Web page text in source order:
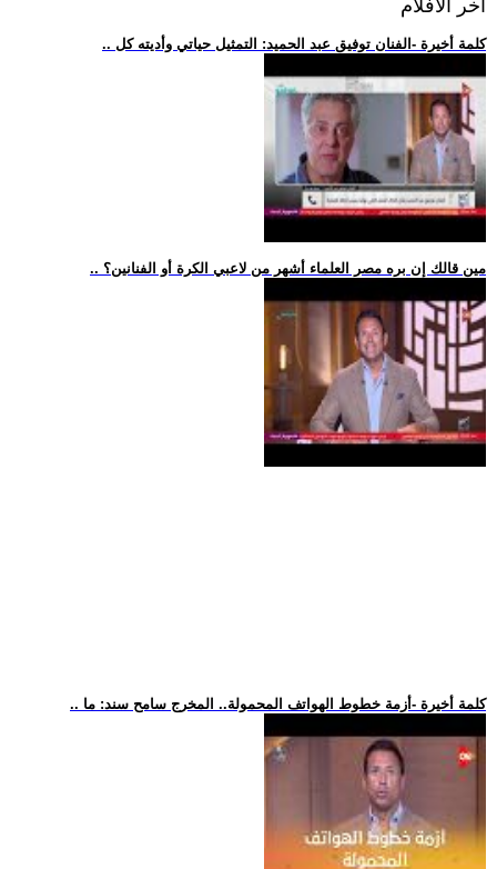
اخر الافلام
.. كلمة أخيرة -الفنان توفيق عبد الحميد: التمثيل حياتي وأديته كل
.. مين قالك إن بره مصر العلماء أشهر من لاعبي الكرة أو الفنانين؟
.. كلمة أخيرة -أزمة خطوط الهواتف المحمولة.. المخرج سامح سند: ما